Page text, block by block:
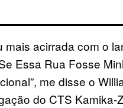
acirrada com o
Essa Rua Fosse
me disse o
do CTS